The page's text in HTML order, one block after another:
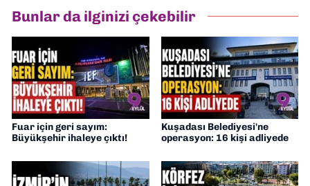
Bunlar da ilginizi çekebilir
Fuar için geri sayım:
Büyükşehir ihaleye çıktı!
Kuşadası Belediyesi'ne
operasyon: 16 kişi adliyede